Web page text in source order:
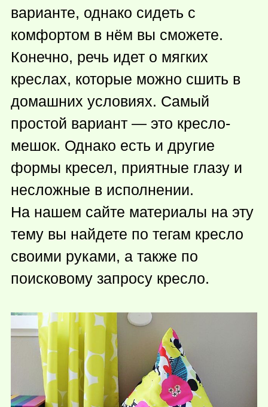
варианте, однако сидеть с
комфортом в нём вы сможете.
Конечно, речь идет о мягких
креслах, которые можно сшить в
домашних условиях. Самый
простой вариант — это кресло-
мешок. Однако есть и другие
формы кресел, приятные глазу и
несложные в исполнении.
На нашем сайте материалы на эту
тему вы найдете по тегам кресло
своими руками, а также по
поисковому запросу кресло.